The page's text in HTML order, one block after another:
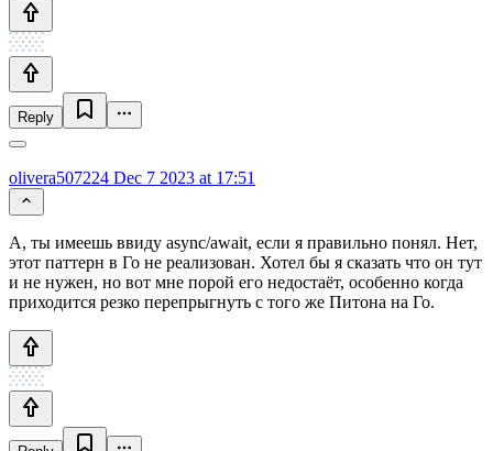
Reply
olivera507224 Dec 7 2023 at 17:51
А, ты имеешь ввиду async/await, если я правильно понял. Нет,
этот паттерн в Го не реализован. Хотел бы я сказать что он тут
и не нужен, но вот мне порой его недостаёт, особенно когда
приходится резко перепрыгнуть с того же Питона на Го.